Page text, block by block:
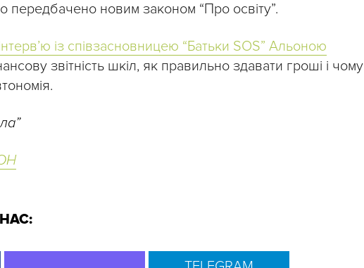
передбачено новим законом “Про освіту”.
із співзасновницею “Батьки SOS” Альоною
звітність шкіл, як правильно здавати гроші і чому